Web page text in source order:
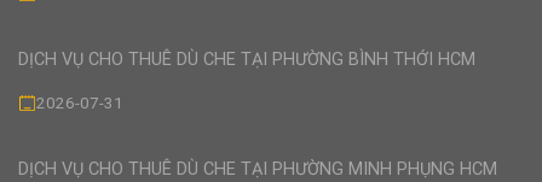
DỊCH VỤ CHO THUÊ DÙ CHE TẠI PHƯỜNG BÌNH THỚI HCM
2026-07-31
DỊCH VỤ CHO THUÊ DÙ CHE TẠI PHƯỜNG MINH PHỤNG HCM